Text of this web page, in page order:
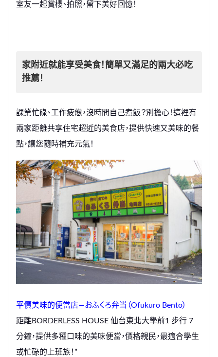
室友一起賞櫻、拍照，留下美好回憶！
家附近就能享受美食！簡單又滿足的兩大必吃
推薦！
課業忙碌、工作疲憊，沒時間自己煮飯？別擔心！這裡有
兩家距離共享住宅超近的美食店，提供快速又美味的餐
點，讓您隨時補充元氣！
平價美味的便當店—おふくろ弁当（Ofukuro Bento）
距離BORDERLESS HOUSE 仙台東北大學前1 步行 7
分鐘，提供多種口味的美味便當，價格親民，最適合學生
或忙碌的上班族！”